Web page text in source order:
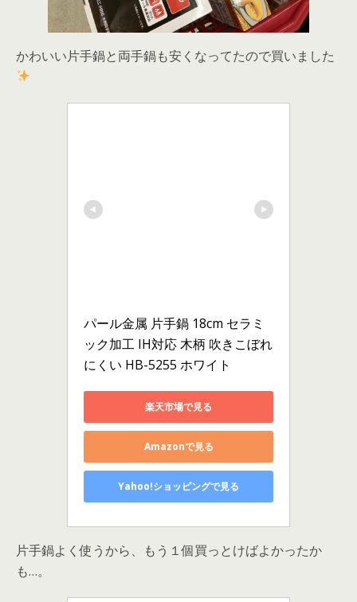
かわいい片手鍋と両手鍋も安くなってたので買いました
パール金属 片手鍋 18cm セラミ
ック加工 IH対応 木柄 吹きこぼれ
にくい HB-5255 ホワイト
楽天市場で見る
Amazonで見る
Yahoo!ショッピングで見る
片手鍋よく使うから、もう１個買っとけばよかったか
も…。